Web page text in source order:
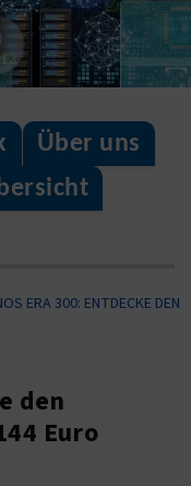
Über uns
ERA 300: ENTDECKE DEN
den
Euro